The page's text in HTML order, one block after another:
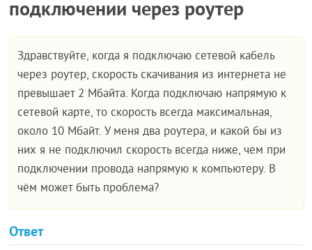
подключении через роутер
Здравствуйте, когда я подключаю сетевой кабель
через роутер, скорость скачивания из интернета не
превышает 2 Мбайта. Когда подключаю напрямую к
сетевой карте, то скорость всегда максимальная,
около 10 Мбайт. У меня два роутера, и какой бы из
них я не подключил скорость всегда ниже, чем при
подключении провода напрямую к компьютеру. В
чём может быть проблема?
Ответ